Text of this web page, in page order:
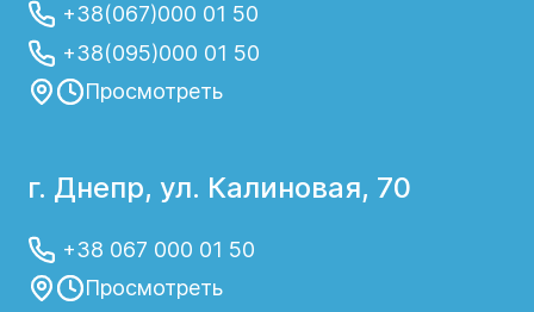
+38(067)000 01 50
+38(095)000 01 50
Просмотреть
г. Днепр, ул. Калиновая, 70
+38 067 000 01 50
Просмотреть